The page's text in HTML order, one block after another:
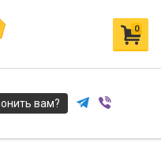
0
вам?